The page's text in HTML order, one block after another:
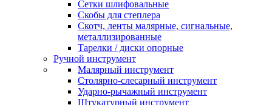
Сетки шлифовальные
Скобы для степлера
Скотч, ленты малярные, сигнальные,
металлизированные
Тарелки / диски опорные
Ручной инструмент
Малярный инструмент
Столярно-слесарный инструмент
Ударно-рычажный инструмент
Штукатурный инструмент